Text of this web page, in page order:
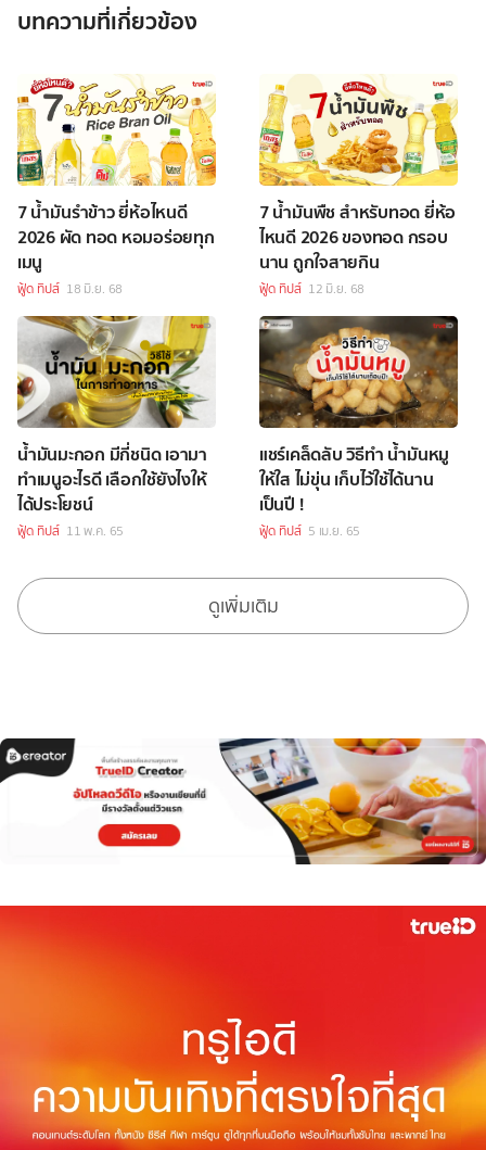
บทความที่เกี่ยวข้อง
7 น้ำมันรำข้าว ยี่ห้อไหนดี
2026 ผัด ทอด หอมอร่อยทุก
เมนู
ฟู้ด ทิปส์ 18 มิ.ย. 68
7 น้ำมันพืช สำหรับทอด ยี่ห้อ
ไหนดี 2026 ของทอด กรอบ
นาน ถูกใจสายกิน
ฟู้ด ทิปส์ 12 มิ.ย. 68
น้ำมันมะกอก มีกี่ชนิด เอามา
ทำเมนูอะไรดี เลือกใช้ยังไงให้
ได้ประโยชน์
ฟู้ด ทิปส์ 11 พ.ค. 65
แชร์เคล็ดลับ วิธีทำ น้ำมันหมู
ให้ใส ไม่ขุ่น เก็บไว้ใช้ได้นาน
เป็นปี !
ฟู้ด ทิปส์ 5 เม.ย. 65
ดูเพิ่มเติม